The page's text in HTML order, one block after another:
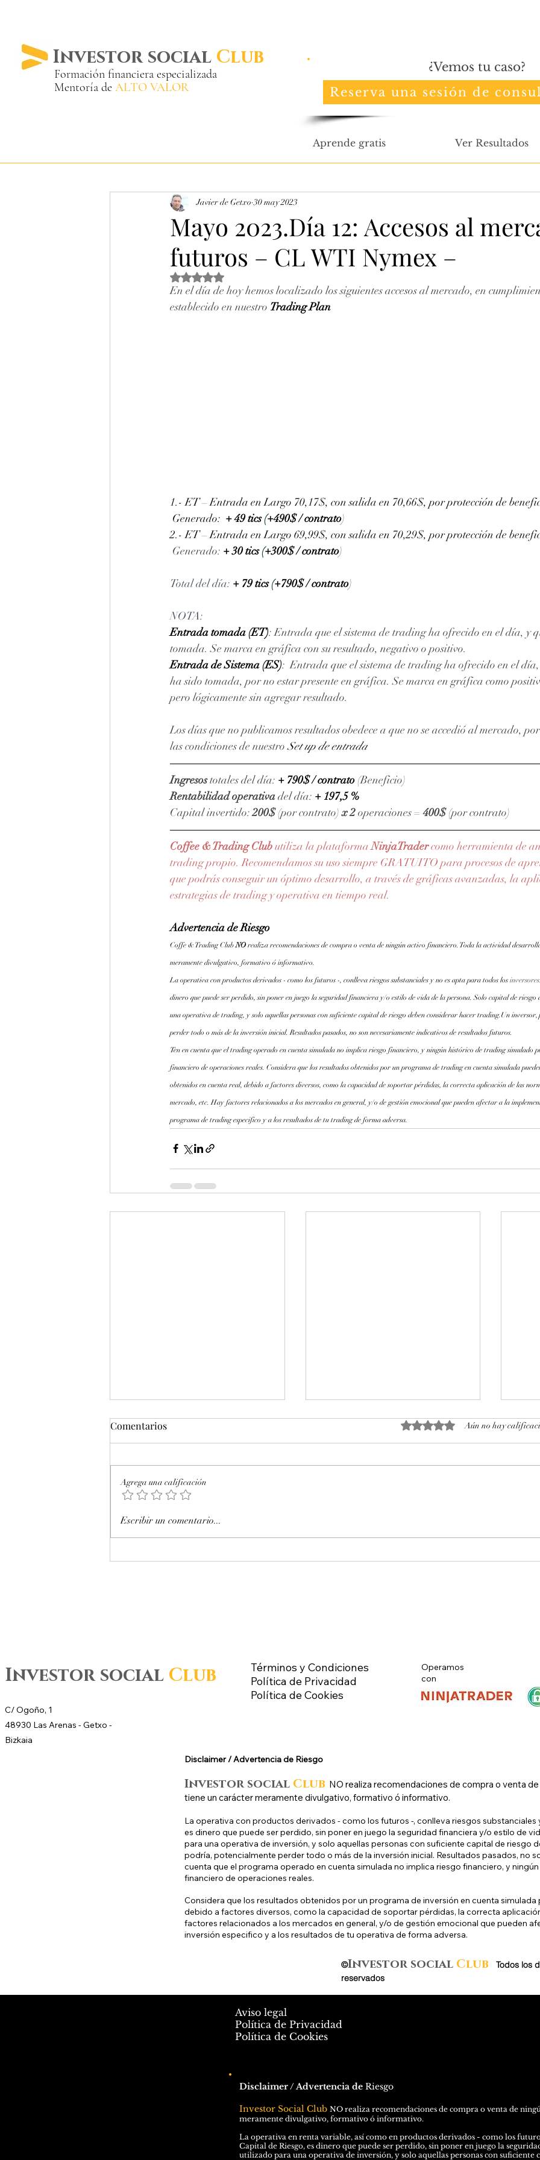
Investor social Club
Formación financiera especializada
Mentoría de ALTO VALOR
¿Vemos tu caso?
Reserva una sesión de
Aprende gratis Ver Resultados
Mayo 2023.Día 12: Accesos al
futuros – CL WTI Nymex –
Javier de Getxo 30 may 2023
Obtuvo NaN de 5 estrellas.
En el día de hoy hemos localizado los siguientes accesos al mercado, en
establecido en nuestro Trading Plan
1.- ET – Entrada en Largo 70,17$, con salida en 70,66$, por protección de
Generado: + 49 tics (+490$ / contrato)
2.- ET – Entrada en Largo 69,99$, con salida en 70,29$, por protección de
Generado: + 30 tics (+300$ / contrato)
Total del día: + 79 tics (+790$ / contrato)
NOTA:
Entrada tomada (ET): Entrada que el sistema de trading ha ofrecido en el día, y
tomada. Se marca en gráfica con su resultado, negativo o positivo.
Entrada de Sistema (ES):  Entrada que el sistema de trading ha ofrecido en el
ha sido tomada, por no estar presente en gráfica. Se marca en gráfica como
pero lógicamente sin agregar resultado.
Los días que no publicamos resultados obedece a que no se accedió al mercado,
las condiciones de nuestro Set up de entrada
Ingresos totales del día: + 790$ / contrato (Beneficio)
Rentabilidad operativa del día: + 197,5 %
Capital invertido: 200$ (por contrato) x 2 operaciones = 400$ (por contrato)
Coffee & Trading Club utiliza la plataforma NinjaTradercomo herramienta de
trading propio. Recomendamos su uso siempre GRATUITO para procesos de
que podrás conseguir un óptimo desarrollo, a través de gráficas avanzadas, la
estrategias de trading y operativa en tiempo real.
Advertencia de Riesgo
Coffe & Trading Club NO realiza recomendaciones de compra o venta de ningún activo financiero. Toda la actividad
meramente divulgativo, formativo ó informativo.
La operativa con productos derivados - como los futuros -, conlleva riesgos substanciales y no es apta para todos los
dinero que puede ser perdido, sin poner en juego la seguridad financiera y/o estilo de vida de la persona. Solo capital de
una operativa de trading, y solo aquellas personas con suficiente capital de riesgo deben considerar hacer trading.Un
perder todo o más de la inversión inicial. Resultados pasados, no son necesariamente indicativos de resultados futuros.
Ten en cuenta que el trading operado en cuenta simulada no implica riesgo financiero, y ningún histórico de trading simulado
financiero de operaciones reales. Considera que los resultados obtenidos por un programa de trading en cuenta simulada
obtenidos en cuenta real, debido a factores diversos, como la capacidad de soportar pérdidas, la correcta aplicación de las
mercado, etc. Hay factores relacionados a los mercados en general, y/o de gestión emocional que pueden afectar a la
programa de trading especifico y a los resultados de tu trading de forma adversa.
Octubre 2025. Día 17 : Accesos
Comentarios Obtuvo 0 de 5 estrellas.
Aún no hay
Agrega una calificación
Escribir un comentario...
Investor social Club
C/ Ogoño, 1
48930 Las Arenas - Getxo -
Bizkaia
Términos y Condiciones
Política de Privacidad
Política de Cookies
Operamos
con
Disclaimer / Advertencia de Riesgo
Investor social Club NO realiza recomendaciones de compra o venta
tiene un carácter meramente divulgativo, formativo ó informativo.
La operativa con productos derivados - como los futuros -, conlleva riesgos
es dinero que puede ser perdido, sin poner en juego la seguridad financiera y/o estilo de
para una operativa de inversión, y solo aquellas personas con suficiente capital de riesgo
podría, potencialmente perder todo o más de la inversión inicial. Resultados pasados, no
cuenta que el programa operado en cuenta simulada no implica riesgo financiero, y
financiero de operaciones reales.
Considera que los resultados obtenidos por un programa de inversión en cuenta
debido a factores diversos, como la capacidad de soportar pérdidas, la correcta
factores relacionados a los mercados en general, y/o de gestión emocional que pueden
inversión especifico y a los resultados de tu operativa de forma adversa.
©Investor social Club
Todos los
reservados
Aviso legal
Política de Privacidad
Política de Cookies
Disclaimer / Advertencia de Riesgo
Investor Social Club NO realiza recomendaciones de compra o venta de
meramente divulgativo, formativo ó informativo.
La operativa en renta variable, así como en productos derivados - como los
Capital de Riesgo, es dinero que puede ser perdido, sin poner en juego la
utilizado para una operativa de inversión, y solo aquellas personas con